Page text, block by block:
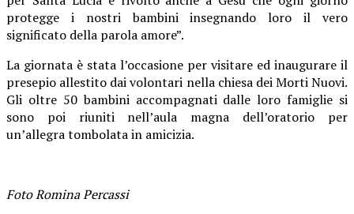
protegge i nostri bambini insegnando loro il vero
significato della parola amore”.
La giornata è stata l’occasione per visitare ed inaugurare il
presepio allestito dai volontari nella chiesa dei Morti Nuovi.
Gli oltre 50 bambini accompagnati dalle loro famiglie si
sono poi riuniti nell’aula magna dell’oratorio per
un’allegra tombolata in amicizia.
Foto Romina Percassi